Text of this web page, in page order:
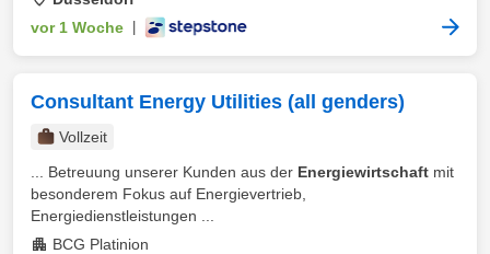
vor 1 Woche
Consultant Energy Utilities (all genders)
Vollzeit
... Betreuung unserer Kunden aus der Energiewirtschaft mit
besonderem Fokus auf Energievertrieb,
Energiedienstleistungen ...
BCG Platinion